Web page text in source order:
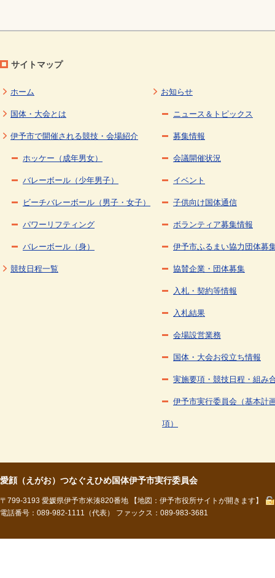
サイトマップ
ホーム
国体・大会とは
伊予市で開催される競技・会場紹介
ホッケー（成年男女）
バレーボール（少年男子）
ビーチバレーボール（男子・女子）
パワーリフティング
バレーボール（身）
競技日程一覧
お知らせ
ニュース＆トピックス
募集情報
会議開催状況
イベント
子供向け国体通信
ボランティア募集情報
伊予市ふるまい協力団体募
協賛企業・団体募集
入札・契約等情報
入札結果
会場設営業務
国体・大会お役立ち情報
実施要項・競技日程・組み
伊予市実行委員会（基本計
項）
愛顔（えがお）つなぐえひめ国体伊予市実行委員会
〒799-3193 愛媛県伊予市米湊820番地
【地図：伊予市役所サイトが開きます】
電話番号：089-982-1111（代表） ファックス：089-983-3681